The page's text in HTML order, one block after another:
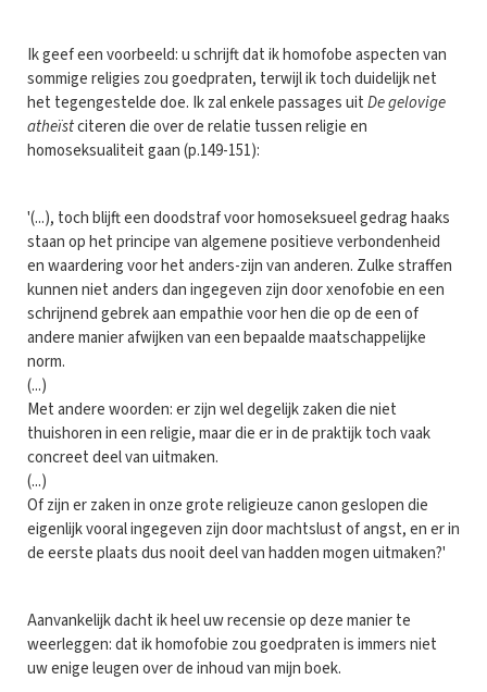
Ik geef een voorbeeld: u schrijft dat ik homofobe aspecten van
sommige religies zou goedpraten, terwijl ik toch duidelijk net
het tegengestelde doe. Ik zal enkele passages uitDe gelovige
atheïstciteren die over de relatie tussen religie en
homoseksualiteit gaan (p.149-151):
'(...), toch blijft een doodstraf voor homoseksueel gedrag haaks
staan op het principe van algemene positieve verbondenheid
en waardering voor het anders-zijn van anderen. Zulke straffen
kunnen niet anders dan ingegeven zijn door xenofobie en een
schrijnend gebrek aan empathie voor hen die op de een of
andere manier afwijken van een bepaalde maatschappelijke
norm.
(...)
Met andere woorden: er zijn wel degelijk zaken die niet
thuishoren in een religie, maar die er in de praktijk toch vaak
concreet deel van uitmaken.
(...)
Of zijn er zaken in onze grote religieuze canon geslopen die
eigenlijk vooral ingegeven zijn door machtslust of angst, en er in
de eerste plaats dus nooit deel van hadden mogen uitmaken?'
Aanvankelijk dacht ik heel uw recensie op deze manier te
weerleggen: dat ik homofobie zou goedpraten is immers niet
uw enige leugen over de inhoud van mijn boek.